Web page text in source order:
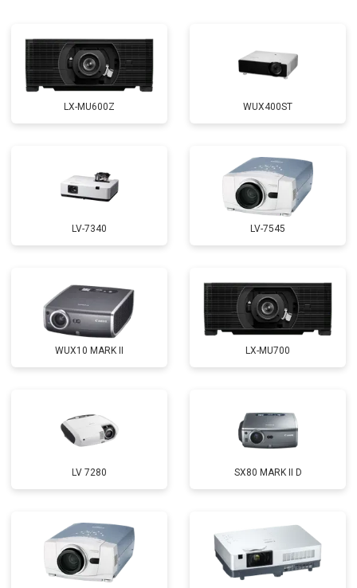
LX-MU600Z WUX400ST
LV-7340 LV-7545
WUX10 MARK II LX-MU700
LV 7280 SX80 MARK II D